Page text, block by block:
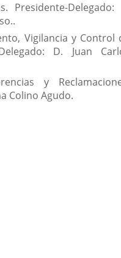
Presidente-Delegado:
Vigilancia y Control
D. Juan
y
Colino Agudo.